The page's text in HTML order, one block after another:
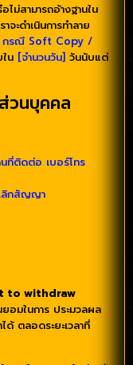
ไม่สามารถอ้างฐานใน
ะดำเนินการทำลาย
กรณี Soft Copy /
ใน [จำนวนวัน] วันนับแต่
วนบุคคล
ที่ติดต่อ เบอร์โทร
ลิกสัญญา
to withdraw
อมในการ ประมวลผล
ตลอดระยะเวลาที่